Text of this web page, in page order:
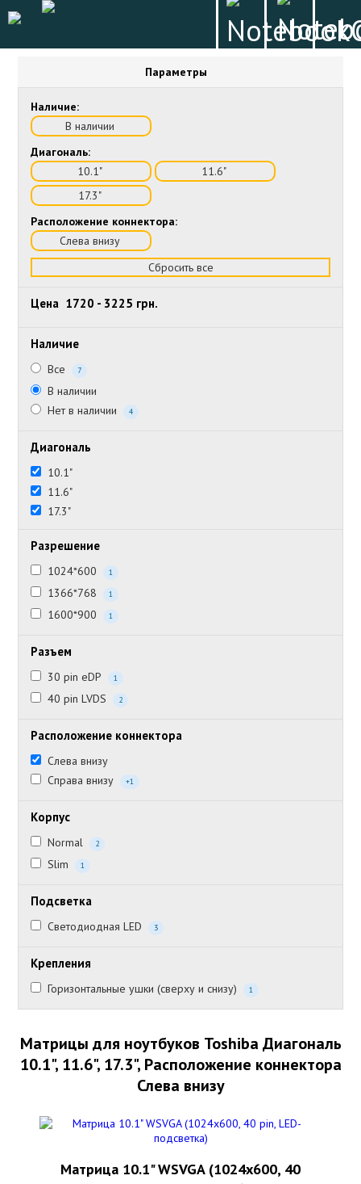
Параметры
Наличие:
В наличии
Диагональ:
10.1"
11.6"
17.3"
Расположение коннектора:
Слева внизу
Сбросить все
Цена 1720 - 3225 грн.
Наличие
Все 7
В наличии
Нет в наличии
4
Диагональ
10.1"
11.6"
17.3"
Разрешение
1024*600 1
1366*768 1
1600*900 1
Разъем
30 pin eDP 1
40 pin LVDS 2
Расположение коннектора
Слева внизу
Справа внизу
+1
Корпус
Normal 2
Slim 1
Подсветка
Светодиодная LED 3
Крепления
Горизонтальные ушки (сверху и снизу) 1
Матрицы для ноутбуков Toshiba Диагональ
10.1", 11.6", 17.3", Расположение коннектора
Слева внизу
Матрица 10.1" WSVGA (1024x600, 40